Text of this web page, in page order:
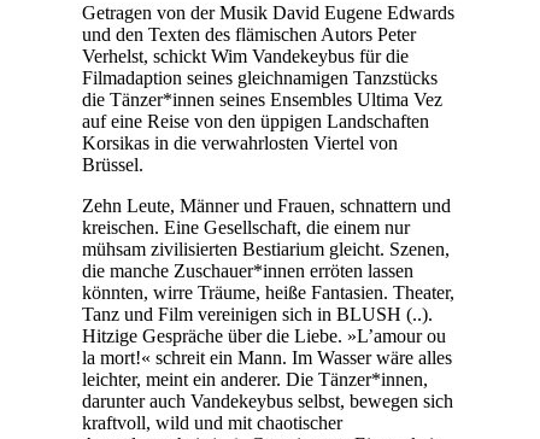
Getragen von der Musik David Eugene Edwards
und den Texten des flämischen Autors Peter
Verhelst, schickt Wim Vandekeybus für die
Filmadaption seines gleichnamigen Tanzstücks
die Tänzer*innen seines Ensembles Ultima Vez
auf eine Reise von den üppigen Landschaften
Korsikas in die verwahrlosten Viertel von
Brüssel.
Zehn Leute, Männer und Frauen, schnattern und
kreischen. Eine Gesellschaft, die einem nur
mühsam zivilisierten Bestiarium gleicht. Szenen,
die manche Zuschauer*innen erröten lassen
könnten, wirre Träume, heiße Fantasien. Theater,
Tanz und Film vereinigen sich in BLUSH (..).
Hitzige Gespräche über die Liebe. »L’amour ou
la mort!« schreit ein Mann. Im Wasser wäre alles
leichter, meint ein anderer. Die Tänzer*innen,
darunter auch Vandekeybus selbst, bewegen sich
kraftvoll, wild und mit chaotischer